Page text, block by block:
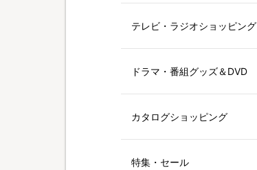
テレビ・ラジオショッピング
ドラマ・番組グッズ＆DVD
カタログショッピング
特集・セール